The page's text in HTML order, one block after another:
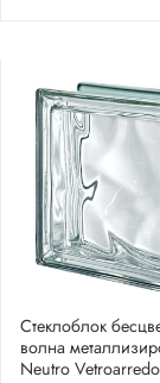
Стеклоблок
волна
Neutro